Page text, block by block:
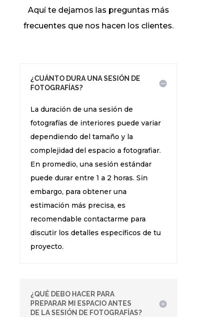
Aquí te dejamos las preguntas más
frecuentes que nos hacen los clientes.
¿CUÁNTO DURA UNA SESIÓN DE
FOTOGRAFÍAS?
La duración de una sesión de
fotografías de interiores puede variar
dependiendo del tamaño y la
complejidad del espacio a fotografiar.
En promedio, una sesión estándar
puede durar entre 1 a 2 horas. Sin
embargo, para obtener una
estimación más precisa, es
recomendable contactarme para
discutir los detalles específicos de tu
proyecto.
¿QUÉ DEBO HACER PARA
PREPARAR MI ESPACIO ANTES
DE LA SESIÓN DE FOTOGRAFÍAS?